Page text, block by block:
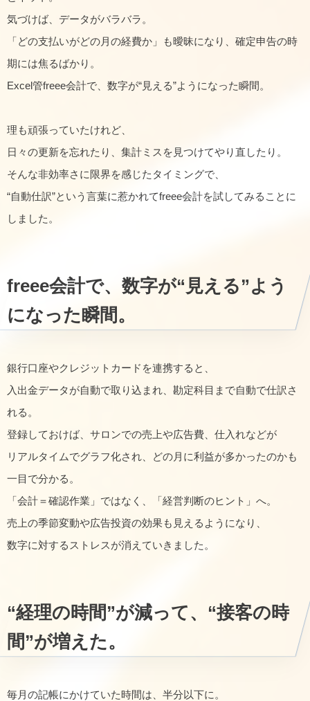
気づけば、データがバラバラ。
「どの支払いがどの月の経費か」も曖昧になり、確定申告の時
期には焦るばかり。
Excel管freee会計で、数字が“見える”ようになった瞬間。
理も頑張っていたけれど、
日々の更新を忘れたり、集計ミスを見つけてやり直したり。
そんな非効率さに限界を感じたタイミングで、
“自動仕訳”という言葉に惹かれてfreee会計を試してみることに
しました。
freee会計で、数字が“見える”よう
になった瞬間。
銀行口座やクレジットカードを連携すると、
入出金データが自動で取り込まれ、勘定科目まで自動で仕訳さ
れる。
登録しておけば、サロンでの売上や広告費、仕入れなどが
リアルタイムでグラフ化され、どの月に利益が多かったのかも
一目で分かる。
「会計＝確認作業」ではなく、「経営判断のヒント」へ。
売上の季節変動や広告投資の効果も見えるようになり、
数字に対するストレスが消えていきました。
“経理の時間”が減って、“接客の時
間”が増えた。
毎月の記帳にかけていた時間は、半分以下に。